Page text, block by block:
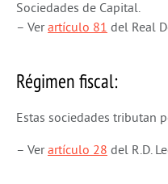
Sociedades de Capital.
– Verartículo 81 del Real
Régimen fiscal:
Estas sociedades tributan
– Verartículo 28 del R.D.